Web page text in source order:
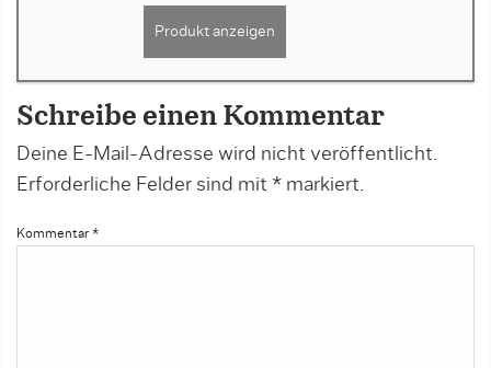
Produkt anzeigen
Schreibe einen Kommentar
Deine E-Mail-Adresse wird nicht veröffentlicht.
Erforderliche Felder sind mit * markiert.
Kommentar *